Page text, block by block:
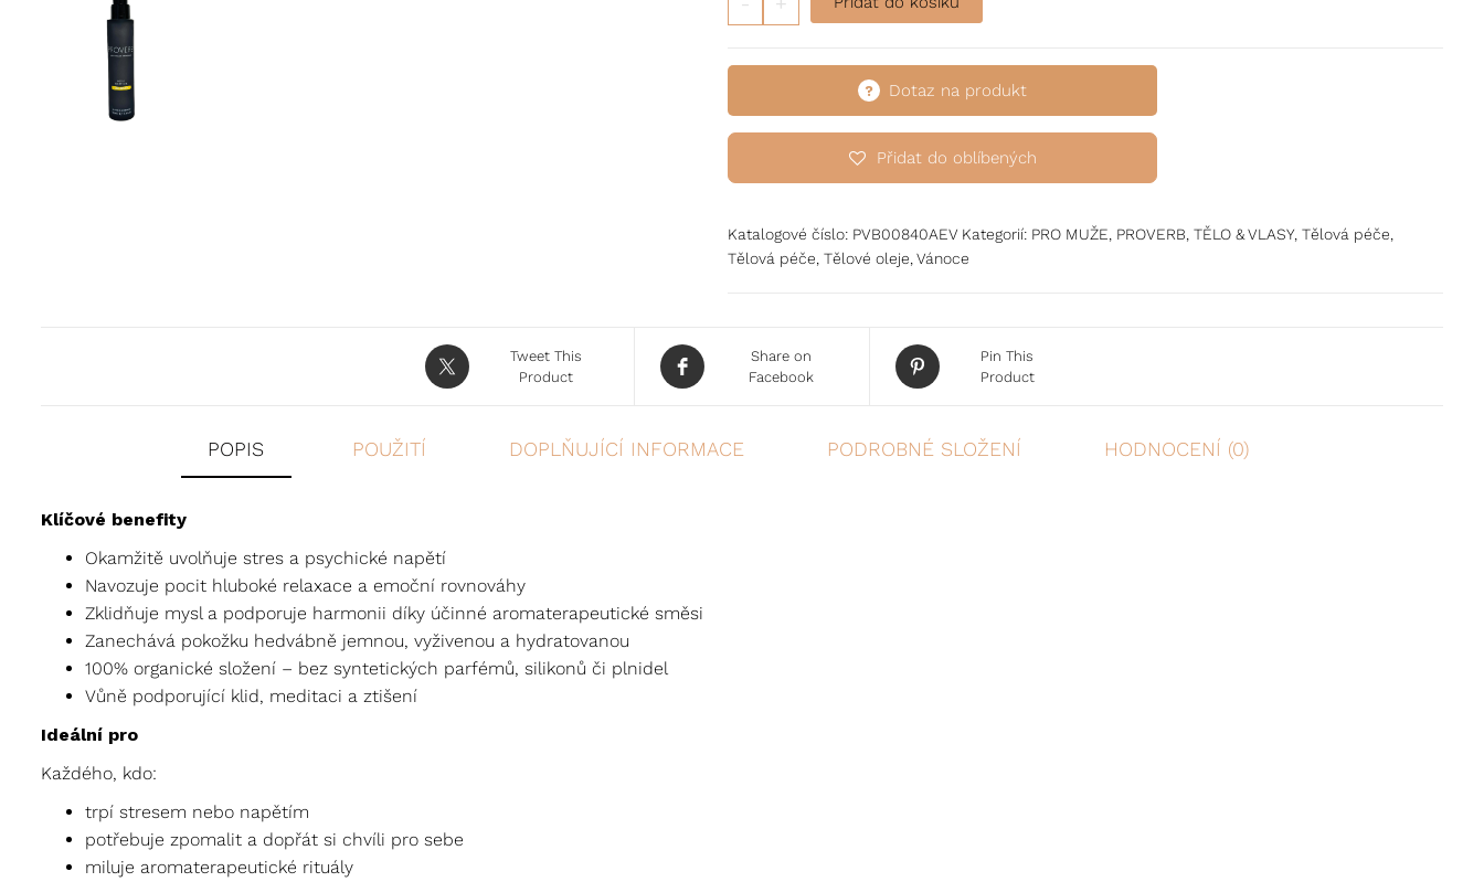
Dotaz na produkt
Přidat do oblíbených
Katalogové číslo: PVB00840AEV Kategorií: PRO MUŽE, PROVERB,TĚLO & VLASY,Tělová péče,
Tělová péče,Tělové oleje,Vánoce
Tweet This
Product
Share on
Facebook
Pin This
Product
POPIS POUŽITÍ DOPLŇUJÍCÍ INFORMACE PODROBNÉ SLOŽENÍ HODNOCENÍ (0)
Klíčové benefity
Okamžitě uvolňuje stres a psychické napětí
Navozuje pocit hluboké relaxace a emoční rovnováhy
Zklidňuje mysl a podporuje harmonii díky účinné aromaterapeutické směsi
Zanechává pokožku hedvábně jemnou, vyživenou a hydratovanou
100% organické složení – bez syntetických parfémů, silikonů či plnidel
Vůně podporující klid, meditaci a ztišení
Ideální pro
Každého, kdo:
trpí stresem nebo napětím
potřebuje zpomalit a dopřát si chvíli pro sebe
miluje aromaterapeutické rituály